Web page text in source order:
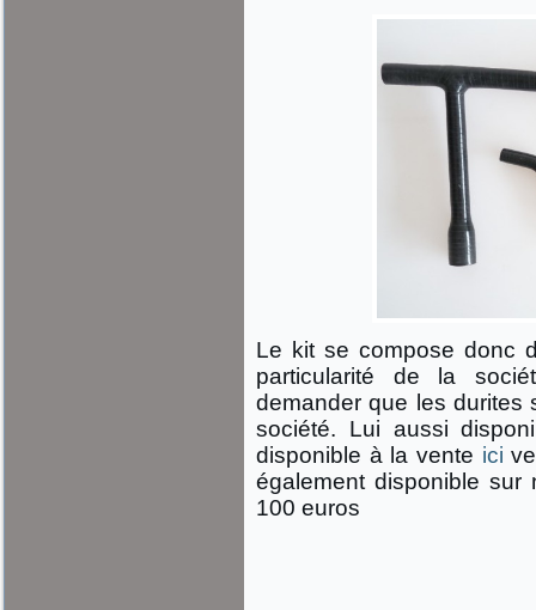
Le kit se compose donc
particularité de la
demander que les durites
société. Lui aussi
disponible à la vente ici
également disponible
100 euros